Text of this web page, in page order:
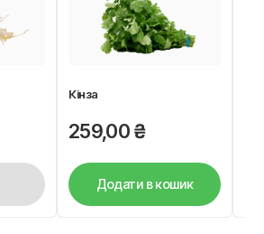
Кінза
259,00₴
Додати в кошик